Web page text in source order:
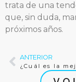
trata de una
que, sin duda,
próximos años.
ANTERIOR